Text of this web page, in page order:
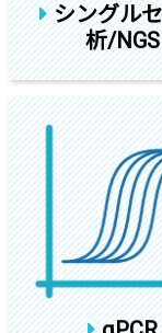
シングル
析/NGS